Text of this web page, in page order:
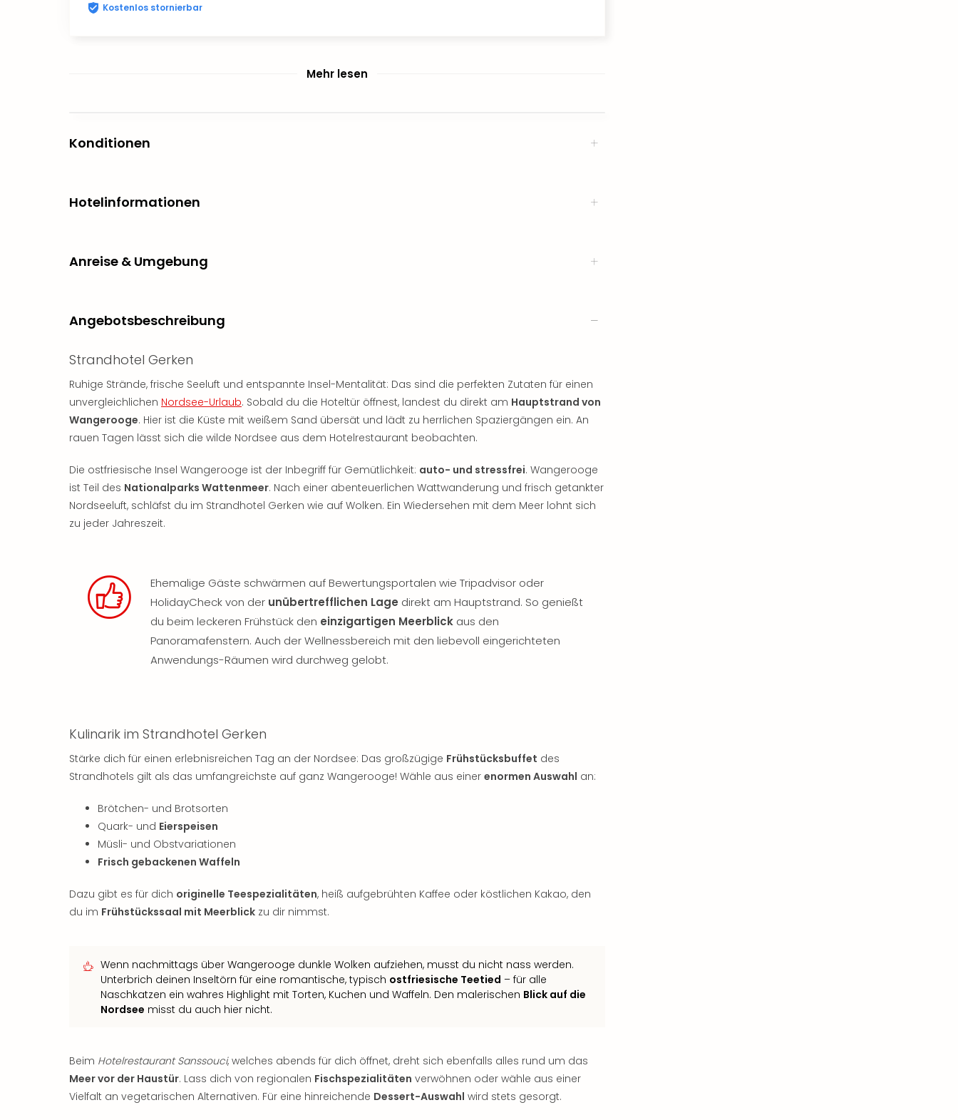
Kostenlos stornierbar
Mehr lesen
Konditionen
Hotelinformationen
Anreise & Umgebung
Angebotsbeschreibung
Strandhotel Gerken
Ruhige Strände, frische Seeluft und entspannte Insel-Mentalität: Das sind die perfekten Zutaten für einen
unvergleichlichen Nordsee-Urlaub. Sobald du die Hoteltür öffnest, landest du direkt am Hauptstrand von
Wangerooge. Hier ist die Küste mit weißem Sand übersät und lädt zu herrlichen Spaziergängen ein. An
rauen Tagen lässt sich die wilde Nordsee aus dem Hotelrestaurant beobachten.
Die ostfriesische Insel Wangerooge ist der Inbegriff für Gemütlichkeit: auto- und stressfrei. Wangerooge
ist Teil des Nationalparks Wattenmeer. Nach einer abenteuerlichen Wattwanderung und frisch getankter
Nordseeluft, schläfst du im Strandhotel Gerken wie auf Wolken. Ein Wiedersehen mit dem Meer lohnt sich
zu jeder Jahreszeit.
Ehemalige Gäste schwärmen auf Bewertungsportalen wie Tripadvisor oder
HolidayCheck von der unübertrefflichen Lage direkt am Hauptstrand. So genießt
du beim leckeren Frühstück den einzigartigen Meerblick aus den
Panoramafenstern. Auch der Wellnessbereich mit den liebevoll eingerichteten
Anwendungs-Räumen wird durchweg gelobt.
Kulinarik im Strandhotel Gerken
Stärke dich für einen erlebnisreichen Tag an der Nordsee: Das großzügige Frühstücksbuffet des
Strandhotels gilt als das umfangreichste auf ganz Wangerooge! Wähle aus einer enormen Auswahl an:
Brötchen- und Brotsorten
Quark- und Eierspeisen
Müsli- und Obstvariationen
Frisch gebackenen Waffeln
Dazu gibt es für dich originelle Teespezialitäten, heiß aufgebrühten Kaffee oder köstlichen Kakao, den
du im Frühstückssaal mit Meerblick zu dir nimmst.
Wenn nachmittags über Wangerooge dunkle Wolken aufziehen, musst du nicht nass werden.
Unterbrich deinen Inseltörn für eine romantische, typisch ostfriesische Teetied – für alle
Naschkatzen ein wahres Highlight mit Torten, Kuchen und Waffeln. Den malerischen Blick auf die
Nordsee misst du auch hier nicht.
Beim Hotelrestaurant Sanssouci, welches abends für dich öffnet, dreht sich ebenfalls alles rund um das
Meer vor der Haustür. Lass dich von regionalen Fischspezialitäten verwöhnen oder wähle aus einer
Vielfalt an vegetarischen Alternativen. Für eine hinreichende Dessert-Auswahl wird stets gesorgt.